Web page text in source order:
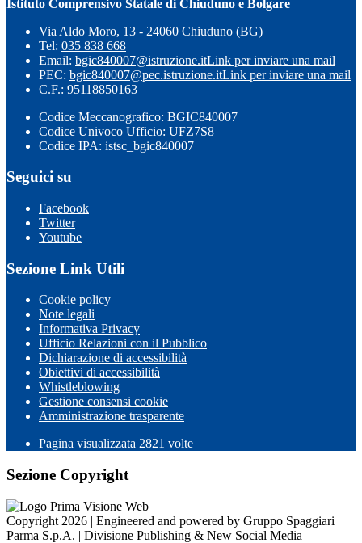
Istituto Comprensivo Statale di Chiuduno e Bolgare
Via Aldo Moro, 13 - 24060 Chiuduno (BG)
Tel: 035 838 668
Email: bgic840007@istruzione.itLink per inviare una mail
PEC: bgic840007@pec.istruzione.itLink per inviare una mail
C.F.: 95118850163
Codice Meccanografico: BGIC840007
Codice Univoco Ufficio: UFZ7S8
Codice IPA: istsc_bgic840007
Seguici su
Facebook
Twitter
Youtube
Sezione Link Utili
Cookie policy
Note legali
Informativa Privacy
Ufficio Relazioni con il Pubblico
Dichiarazione di accessibilità
Obiettivi di accessibilità
Whistleblowing
Gestione consensi cookie
Amministrazione trasparente
Pagina visualizzata 2821 volte
Sezione Copyright
Copyright 2026 | Engineered and powered by Gruppo Spaggiari
Parma S.p.A. | Divisione Publishing & New Social Media